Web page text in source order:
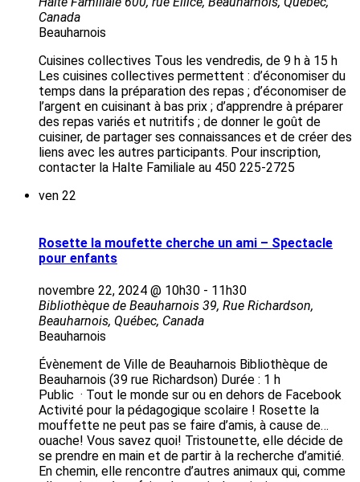
Canada
Beauharnois
Cuisines collectives Tous les vendredis, de 9 h à 15 h
Les cuisines collectives permettent : d’économiser du
temps dans la préparation des repas ; d’économiser de
l’argent en cuisinant à bas prix ; d’apprendre à préparer
des repas variés et nutritifs ; de donner le goût de
cuisiner, de partager ses connaissances et de créer des
liens avec les autres participants. Pour inscription,
contacter la Halte Familiale au 450 225-2725
ven 22
Rosette la moufette cherche un ami – Spectacle
pour enfants
novembre 22, 2024 @ 10h30 - 11h30
Bibliothèque de Beauharnois 39, Rue Richardson,
Beauharnois, Québec, Canada
Beauharnois
Évènement de Ville de Beauharnois Bibliothèque de
Beauharnois (39 rue Richardson) Durée : 1 h
Public · Tout le monde sur ou en dehors de Facebook
Activité pour la pédagogique scolaire ! Rosette la
mouffette ne peut pas se faire d’amis, à cause de…
ouache! Vous savez quoi! Tristounette, elle décide de
se prendre en main et de partir à la recherche d’amitié.
En chemin, elle rencontre d’autres animaux qui, comme